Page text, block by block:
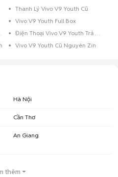
Thanh Lý Vivo V9 Youth Cũ
Vivo V9 Youth Full Box
Youth
Điện Thoại Vivo V9 Youth Trả Góp
Vivo V9 Youth Cũ Nguyên Zin
Hà Nội
Cần Thơ
An Giang
thêm